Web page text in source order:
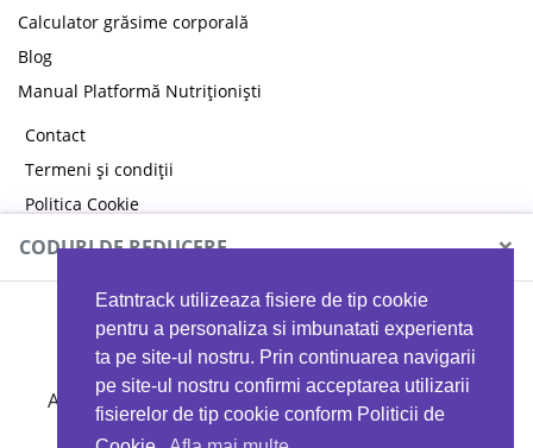
Eatntrack utilizeaza fisiere de tip cookie
pentru a personaliza si imbunatati experienta
ta pe site-ul nostru. Prin continuarea navigarii
pe site-ul nostru confirmi acceptarea utilizarii
fisierelor de tip cookie conform Politicii de
Calculator grăsime corporală
Blog
Manual Platformă Nutriționiști
Contact
Termeni și condiții
Politica Cookie
Politica de confidențialitate
CODURI DE REDUCERE ×
MYPROTEIN
Ai 40%reducere la orice comandă folosind codul
EATTRACK